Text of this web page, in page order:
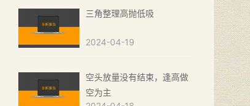
三角整理高抛低吸
2024-04-19
空头放量没有结束，逢高做
空为主